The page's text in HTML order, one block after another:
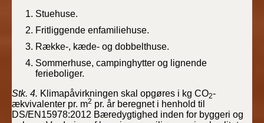
Stuehuse.
Fritliggende enfamiliehuse.
Række-, kæde- og dobbelthuse.
Sommerhuse, campinghytter og lignende
ferieboliger.
Stk. 4. Klimapåvirkningen skal opgøres i kg CO2-
ækvivalenter pr. m2 pr. år beregnet i henhold til
DS/EN15978:2012 Bæredygtighed inden for byggeri og